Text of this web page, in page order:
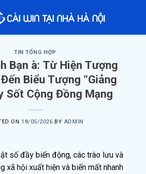
TIN TỔNG HỢP
Bạn à: Từ Hiện Tượng
Biểu Tượng “Giảng
Sốt Cộng Đồng Mạng
ON 18/05/2026 BY ADMIN
số đầy biến động, các trào lưu và
xã hội xuất hiện và biến mất nhanh